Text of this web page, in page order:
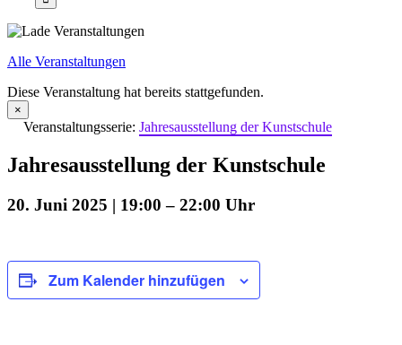
Alle Veranstaltungen
Diese Veranstaltung hat bereits stattgefunden.
×
Veranstaltungsserie: Jahresausstellung der Kunstschule
Jahresausstellung der Kunstschule
20. Juni 2025 | 19:00 – 22:00
Zum Kalender hinzufügen